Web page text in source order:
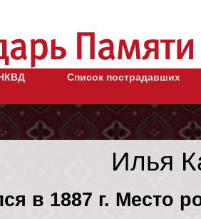
Список пострадавших
Илья
в 1887 г. Место